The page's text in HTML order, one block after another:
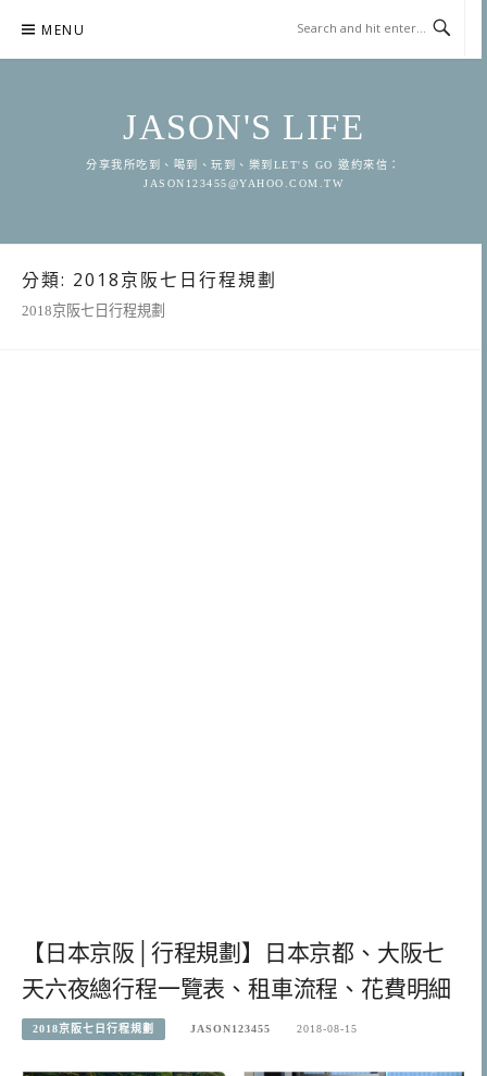
content
MENU
JASON'S LIFE
分享我所吃到、喝到、玩到、樂到LET'S GO 邀約來信：
JASON123455@YAHOO.COM.TW
分類: 2018京阪七日行程規劃
2018京阪七日行程規劃
【日本京阪│行程規劃】日本京都、大阪七
天六夜總行程一覽表、租車流程、花費明細
2018京阪七日行程規劃 JASON123455 2018-08-15